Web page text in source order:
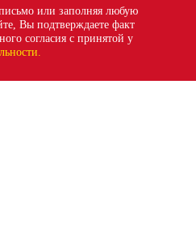
или заполняя любую
Вы подтверждаете факт
согласия с принятой у